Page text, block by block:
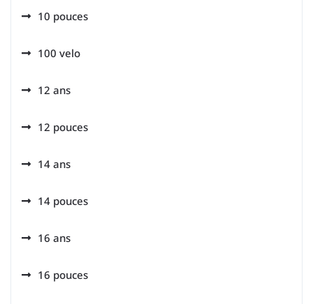
10 pouces
100 velo
12 ans
12 pouces
14 ans
14 pouces
16 ans
16 pouces